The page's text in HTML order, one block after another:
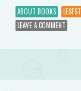
ABOUT BOOKS
LEAVE A COMMENT